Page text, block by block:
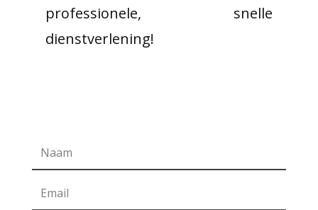
professionele, snelle
dienstverlening!